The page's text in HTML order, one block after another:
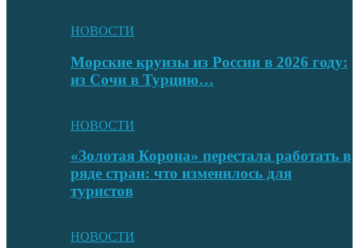
НОВОСТИ
Морские круизы из России в 2026 году:
из Сочи в Турцию…
НОВОСТИ
«Золотая Корона» перестала работать в
ряде стран: что изменилось для
туристов
НОВОСТИ